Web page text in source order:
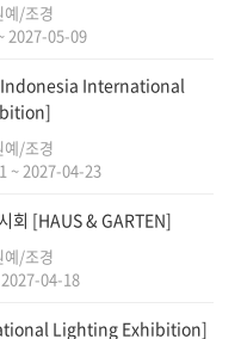
/조경
2027-05-09
[Indonesia International
/조경
~ 2027-04-23
회 [HAUS & GARTEN]
/조경
04-18
Lighting Exhibition]